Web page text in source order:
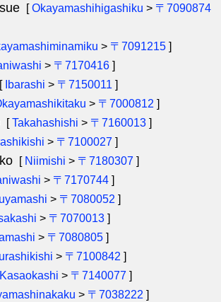
[Okayamashihigashiku > 〒7090874
> 〒7091215 ]
> 〒7170416 ]
[ Ibarashi > 〒7150011 ]
> 〒7000812 ]
[Takahashishi > 〒7160013 ]
> 〒7100027 ]
[ Niimishi > 〒7180307 ]
> 〒7170744 ]
> 〒7080052 ]
> 〒7070013 ]
> 〒7080805 ]
> 〒7100842 ]
Kasaokashi > 〒7140077 ]
> 〒7038222 ]